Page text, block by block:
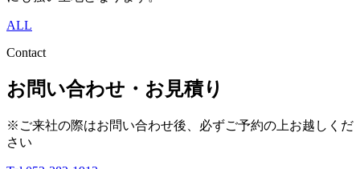
ALL
Contact
お問い合わせ・お見積り
※ご来社の際はお問い合わせ後、必ずご予約の上お越しくだ
さい